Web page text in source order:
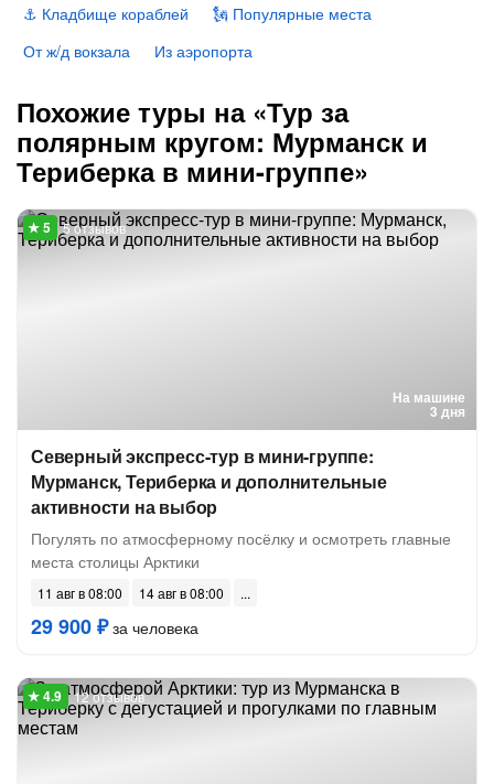
⚓️ Кладбище кораблей
🗽 Популярные места
От ж/д вокзала
Из аэропорта
Похожие туры на «Тур за
полярным кругом: Мурманск и
Териберка в мини-группе»
На машине
3 дня
5 отзывов
Северный экспресс-тур в мини-группе:
Мурманск, Териберка и дополнительные
активности на выбор
Погулять по атмосферному посёлку и осмотреть главные
места столицы Арктики
11 авг в 08:00 14 авг в 08:00
29 900 ₽за человека
12 отзывов